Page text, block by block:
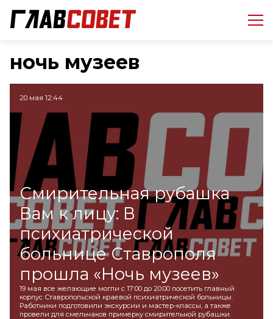
ночь музеев
20 мая 12:44
Смирительная рубашка
Вам к лицу: В
психиатрической
больнице Ставрополя
прошла «Ночь музеев»
19 мая все желающие могли с 17:00 до 20:00 посетить главный
корпус Ставропольской краевой психиатрической больницы.
Работники подготовили экскурсии и мастер-классы, а также
провели для смельчаков примерку смирительной рубашки.